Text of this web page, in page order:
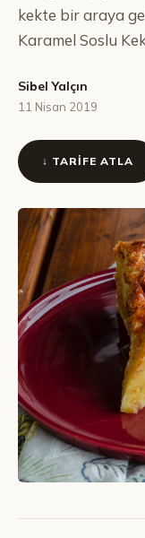
kekte bir araya
Karamel Soslu
Sibel Yalçın
11 Nisan 2019
↓ TARIFE ATLA